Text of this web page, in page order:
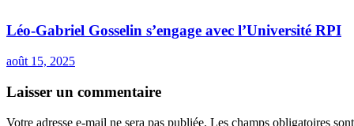
Léo-Gabriel Gosselin s’engage avec l’Université RPI
août 15, 2025
Laisser un commentaire
Votre adresse e-mail ne sera pas publiée. Les champs obligatoires